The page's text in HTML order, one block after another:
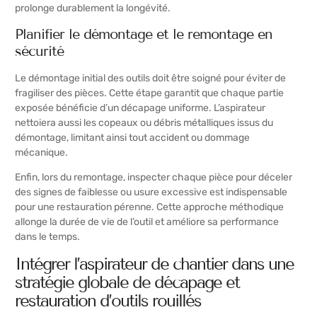
prolonge durablement la longévité.
Planifier le démontage et le remontage en
sécurité
Le démontage initial des outils doit être soigné pour éviter de
fragiliser des pièces. Cette étape garantit que chaque partie
exposée bénéficie d’un décapage uniforme. L’aspirateur
nettoiera aussi les copeaux ou débris métalliques issus du
démontage, limitant ainsi tout accident ou dommage
mécanique.
Enfin, lors du remontage, inspecter chaque pièce pour déceler
des signes de faiblesse ou usure excessive est indispensable
pour une restauration pérenne. Cette approche méthodique
allonge la durée de vie de l’outil et améliore sa performance
dans le temps.
Intégrer l’aspirateur de chantier dans une
stratégie globale de décapage et
restauration d’outils rouillés